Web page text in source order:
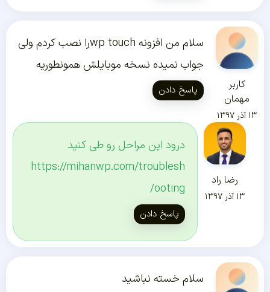
کاربر
مهمان
۱۳ آذر ۱۳۹۷
سلام من افزونه wp touchرا نصب کردم ولی
جواب نمیده نسخه موبایلش همونطوریه
پاسخ دادن
رضا راد
۱۳ آذر ۱۳۹۷
درود این مراحل رو طی کنید
https://mihanwp.com/troublesh
ooting/
پاسخ دادن
سلام خسته نباشید